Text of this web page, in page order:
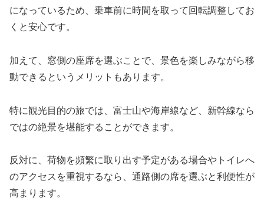
になっているため、乗車前に時間を取って回転調整してお
くと安心です。
加えて、窓側の座席を選ぶことで、景色を楽しみながら移
動できるというメリットもあります。
特に観光目的の旅では、富士山や海岸線など、新幹線なら
ではの絶景を堪能することができます。
反対に、荷物を頻繁に取り出す予定がある場合やトイレへ
のアクセスを重視するなら、通路側の席を選ぶと利便性が
高まります。